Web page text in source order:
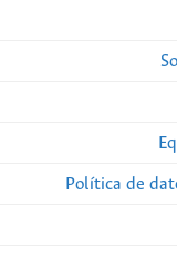
Política de